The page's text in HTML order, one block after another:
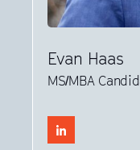
Evan Haas
MS/MBA